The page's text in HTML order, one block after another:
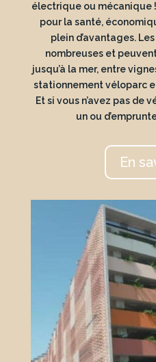
électrique ou mécanique
pour la santé,
plein d’avantages.
nombreuses et
jusqu’à la mer, entre
stationnement véloparc
Et si vous n’avez pas de
un ou
En